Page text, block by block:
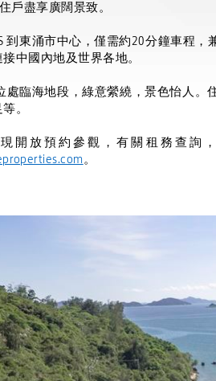
戶盡享廣闊景致。
到東涌市中心，僅需約20分鐘車程，
中國內地及世界各地。
處臨海地段，綠意縈繞，景色怡人。
。
現開放預約參觀，有關租務查詢
。